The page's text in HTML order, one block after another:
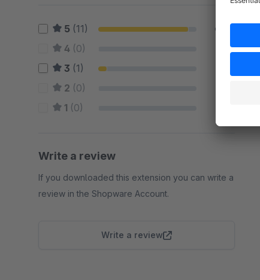
5 (11) 92 %
4 (0) 0 %
3 (1)
2 (0)
1 (0)
Write a review
If you downloaded this extension you can write a
review in the Shopware Account.
Write a review